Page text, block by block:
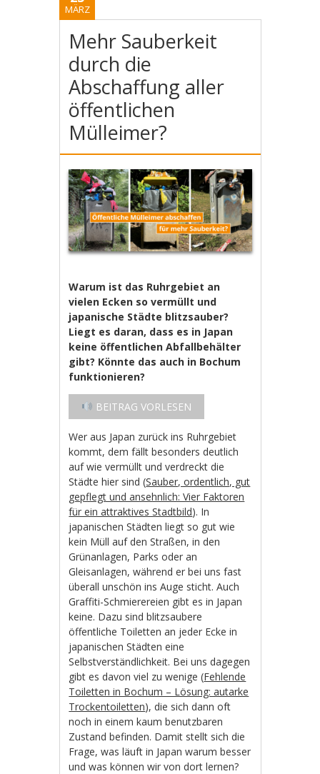
MÄRZ
Mehr Sauberkeit
durch die
Abschaffung aller
öffentlichen
Mülleimer?
Warum ist das Ruhrgebiet an
vielen Ecken so vermüllt und
japanische Städte blitzsauber?
Liegt es daran, dass es in Japan
keine öffentlichen Abfallbehälter
gibt? Könnte das auch in Bochum
funktionieren?
BEITRAG VORLESEN
Wer aus Japan zurück ins Ruhrgebiet
kommt, dem fällt besonders deutlich
auf wie vermüllt und verdreckt die
Städte hier sind (Sauber, ordentlich, gut
gepflegt und ansehnlich: Vier Faktoren
für ein attraktives Stadtbild). In
japanischen Städten liegt so gut wie
kein Müll auf den Straßen, in den
Grünanlagen, Parks oder an
Gleisanlagen, während er bei uns fast
überall unschön ins Auge sticht. Auch
Graffiti-Schmierereien gibt es in Japan
keine. Dazu sind blitzsaubere
öffentliche Toiletten an jeder Ecke in
japanischen Städten eine
Selbstverständlichkeit. Bei uns dagegen
gibt es davon viel zu wenige (Fehlende
Toiletten in Bochum – Lösung: autarke
Trockentoiletten), die sich dann oft
noch in einem kaum benutzbaren
Zustand befinden. Damit stellt sich die
Frage, was läuft in Japan warum besser
und was können wir von dort lernen?